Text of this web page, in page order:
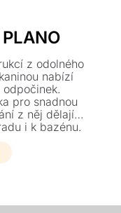
z odolného
nabízí
pro snadnou
z něj dělají
i k bazénu.
variant v
97 cm.